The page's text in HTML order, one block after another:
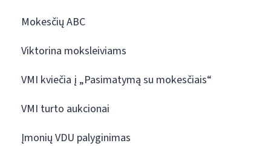
Mokesčių ABC
Viktorina moksleiviams
VMI kviečia į „Pasimatymą su mokesčiais“
VMI turto aukcionai
Įmonių VDU palyginimas